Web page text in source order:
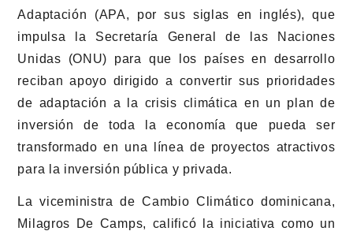
Adaptación (APA, por sus siglas en inglés), que
impulsa la Secretaría General de las Naciones
Unidas (ONU) para que los países en desarrollo
reciban apoyo dirigido a convertir sus prioridades
de adaptación a la crisis climática en un plan de
inversión de toda la economía que pueda ser
transformado en una línea de proyectos atractivos
para la inversión pública y privada.
La viceministra de Cambio Climático dominicana,
Milagros De Camps, calificó la iniciativa como un